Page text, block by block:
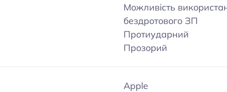
Можливість
бездротового ЗП
Протиударний
Прозорий
Apple